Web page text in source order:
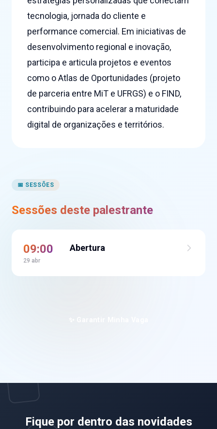
tecnologia, jornada do cliente e
performance comercial. Em iniciativas de
desenvolvimento regional e inovação,
participa e articula projetos e eventos
como o Atlas de Oportunidades (projeto
de parceria entre MiT e UFRGS) e o FIND,
contribuindo para acelerar a maturidade
digital de organizações e territórios.
📅 SESSÕES
Sessões deste palestrante
09:00
29 abr
Abertura
Fique por dentro das novidades